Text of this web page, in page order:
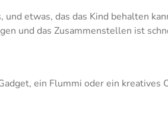
etwas, das das Kind behalten
und das Zusammenstellen ist
ein Flummi oder ein kreatives